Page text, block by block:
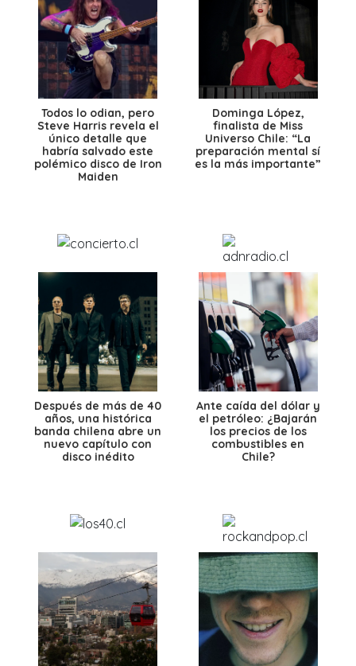
Todos lo odian, pero
Steve Harris revela el
único detalle que
habría salvado este
polémico disco de Iron
Maiden
Dominga López,
finalista de Miss
Universo Chile: “La
preparación mental sí
es la más importante”
Después de más de 40
años, una histórica
banda chilena abre un
nuevo capítulo con
disco inédito
Ante caída del dólar y
el petróleo: ¿Bajarán
los precios de los
combustibles en
Chile?